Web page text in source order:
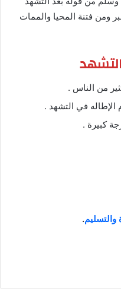
ومن فتنة المحيا والممات
من الناس .
الإطاله في التشهد .
كبيرة .
والتسليم.